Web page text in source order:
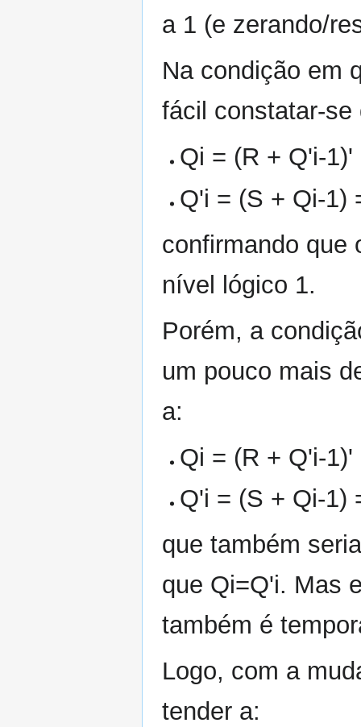
a 1 (e zerando/
Na condição em
fácil constatar-se
Qi = (R + Q'i-
Q'i = (S + Qi-1)
confirmando que
nível lógico 1.
Porém, a
um pouco mais
a:
Qi = (R + Q'i-
Q'i = (S + Qi-1)
que também
que Qi=Q'i. Mas
também é
Logo, com a
tender a: